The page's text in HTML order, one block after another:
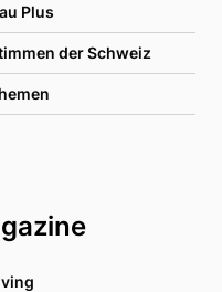
Plus
der Schweiz